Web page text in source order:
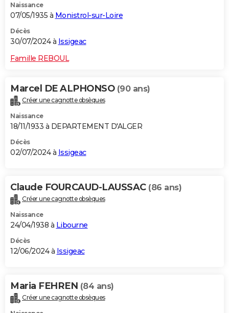
Naissance
07/05/1935 à Monistrol-sur-Loire
Décès
30/07/2024 à Issigeac
Famille REBOUL
Marcel DE ALPHONSO (90 ans)
Créer une cagnotte obsèques
Naissance
18/11/1933 à DEPARTEMENT D'ALGER
Décès
02/07/2024 à Issigeac
Claude FOURCAUD-LAUSSAC (86 ans)
Créer une cagnotte obsèques
Naissance
24/04/1938 à Libourne
Décès
12/06/2024 à Issigeac
Maria FEHREN (84 ans)
Créer une cagnotte obsèques